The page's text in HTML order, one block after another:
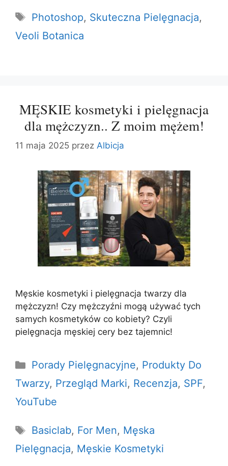
Tagi
Photoshop, Skuteczna Pielęgnacja,
Veoli Botanica
MĘSKIE kosmetyki i pielęgnacja
dla mężczyzn.. Z moim mężem!
11 maja 2025 przez Albicja
Męskie kosmetyki i pielęgnacja twarzy dla
mężczyzn! Czy mężczyźni mogą używać tych
samych kosmetyków co kobiety? Czyli
pielęgnacja męskiej cery bez tajemnic!
Kategorie
Porady Pielęgnacyjne, Produkty Do
Twarzy, Przegląd Marki, Recenzja, SPF,
YouTube
Tagi
Basiclab, For Men, Męska
Pielęgnacja, Męskie Kosmetyki